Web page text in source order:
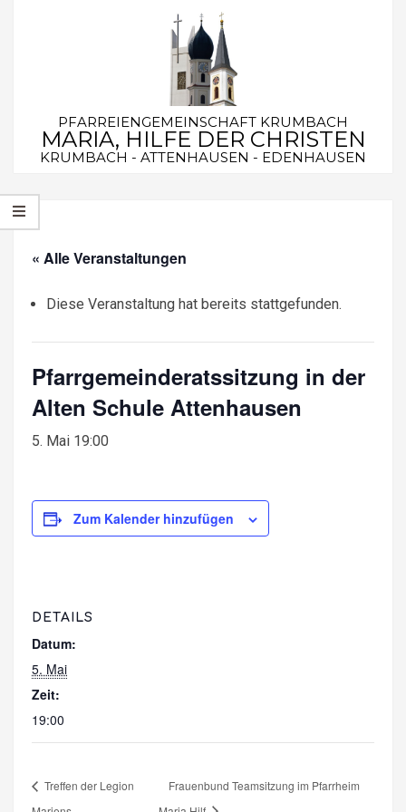
PFARREIENGEMEINSCHAFT KRUMBACH
MARIA, HILFE DER CHRISTEN
KRUMBACH - ATTENHAUSEN - EDENHAUSEN
Secondary
Navigation
« Alle Veranstaltungen
Diese Veranstaltung hat bereits stattgefunden.
Pfarrgemeinderatssitzung in der
Alten Schule Attenhausen
5. Mai 19:00
Zum Kalender hinzufügen
DETAILS
Datum:
5. Mai
Zeit:
19:00
Treffen der Legion
Frauenbund Teamsitzung im Pfarrheim